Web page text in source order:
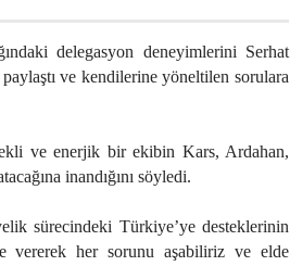
delegasyon deneyimlerini Serhat
ve kendilerine yöneltilen sorulara
ve enerjik bir ekibin Kars, Ardahan,
inandığını söyledi.
sürecindeki Türkiye’ye desteklerinin
vererek her sorunu aşabiliriz ve elde